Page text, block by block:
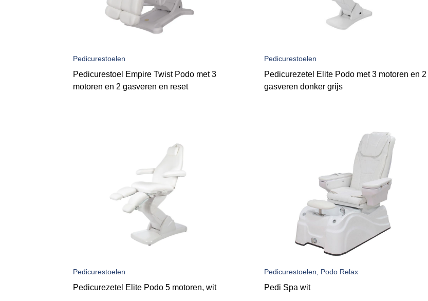
Pedicurestoelen
Pedicurestoel Empire Twist Podo met 3
motoren en 2 gasveren en reset
Pedicurestoelen
Pedicurezetel Elite Podo met 3 motoren en 2
gasveren donker grijs
Pedicurestoelen
Pedicurezetel Elite Podo 5 motoren, wit
Pedicurestoelen, Podo Relax
Pedi Spa wit